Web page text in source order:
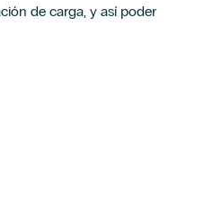
de carga, y así poder